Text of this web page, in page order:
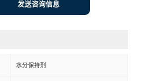
发送咨询信息
水分保持剂